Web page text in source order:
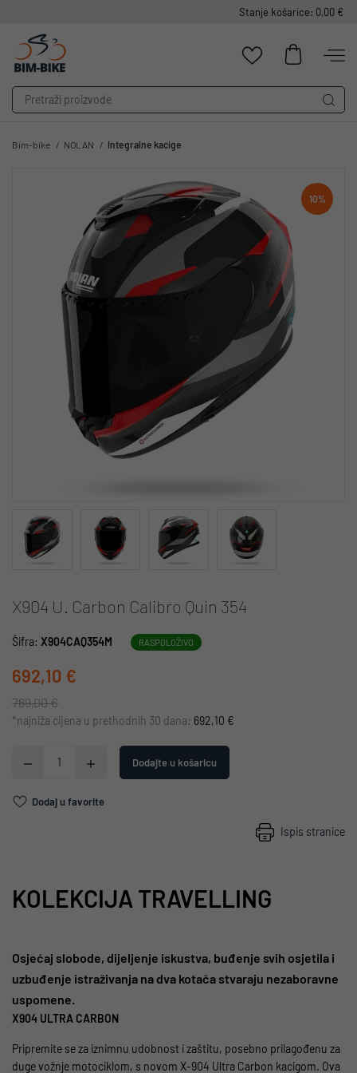
Stanje košarice: 0,00 €
Bim-bike NOLAN Integralne kacige
10%
X904 U. Carbon Calibro Quin 354
Šifra: X904CAQ354M RASPOLOŽIVO
692,10 €
769,00 €
*najniža cijena u prethodnih 30 dana: 692,10 €
Dodajte u košaricu
Dodaj u favorite
Ispis stranice
KOLEKCIJA TRAVELLING
Osjećaj slobode, dijeljenje iskustva, buđenje svih osjetila i
uzbuđenje istraživanja na dva kotača stvaraju nezaboravne
uspomene.
X904 ULTRA CARBON
Pripremite se za iznimnu udobnost i zaštitu, posebno prilagođenu za
duge vožnje motociklom, s novom X-904 Ultra Carbon kacigom. Ova